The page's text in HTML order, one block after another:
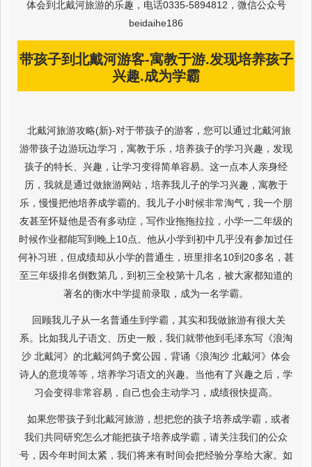
体会到北戴河旅游的乐趣，电话0335-5894812，微信公众号
beidaihe186
带孩子到北戴河游客-寓教于游.发现培养孩子
兴趣.成为学霸
北戴河旅游攻略(新)-对于带孩子的游客，您可以通过北戴河旅
游带孩子边游玩边学习，寓教于乐，培养孩子的学习兴趣，发现
孩子的特长、兴趣，让学习变得简单容易。这一点本人亲身经
历，我就是通过做旅游网站，培养我儿子的学习兴趣，寓教于
乐，慢慢把他培养成学霸的。我儿子小时候非常淘气，我一个朋
友甚至怀疑他是否有多动症，写作业拖拖拉拉，小学一二年级的
时候作业都能写到晚上10点。他从小学到初中几乎没有参加过任
何补习班，但成绩却从小学的普通生，班里排名10到20多名，甚
至三年级排名倒数第几，到初三全校第十几名，被大家都知道的
著名的衡水中学提前录取，成为一名学霸。
回顾我儿子从一名普通生到学霸，其实和我做旅游有很大关
系。比如我儿子语文、历史一般，我们就带他到毛泽东写《浪淘
沙 北戴河》的北戴河鸽子窝公园，背诵《浪淘沙 北戴河》体会
诗人的意境等等，培养学习语文的兴趣。当他有了兴趣之后，学
习会变得非常容易，自己也会主动学习，成绩很快提高。
如果您带孩子到北戴河旅游，想把您的孩子培养成学霸，或者
我们共同研究怎么才能把孩子培养成学霸，请关注我们的公众
号，因今年时间太紧，我们将来有时间会把经验分享给大家。如